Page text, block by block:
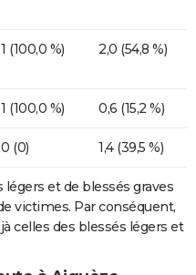
1 (100,0 %) 2,0 (54,8 %)
1 (100,0 %) 0,6 (15,2 %)
0 (0) 1,4 (39,5 %)
et de blessés graves
victimes. Par conséquent,
celles des blessés légers et